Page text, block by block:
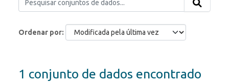
Ordenar por
1 conjunto de dados encontrado